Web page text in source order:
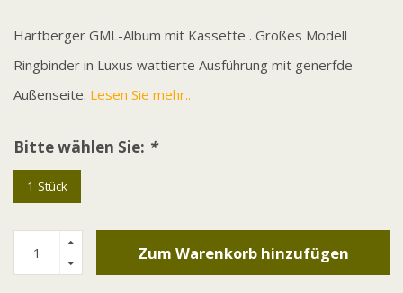
Hartberger GML-Album mit Kassette . Großes Modell
Ringbinder in Luxus wattierte Ausführung mit generfde
Außenseite. Lesen Sie mehr..
Bitte wählen Sie: *
1 Stück
Zum Warenkorb hinzufügen